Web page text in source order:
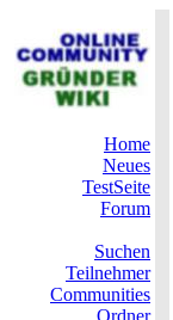
Home
Neues
TestSeite
Forum
Suchen
Teilnehmer
Communities
Ordner